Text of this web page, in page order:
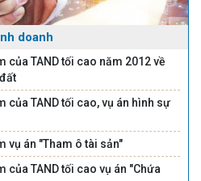
doanh
của TAND tối cao năm 2012 về
của TAND tối cao, vụ án hình sự
vụ án "Tham ô tài sản"
của TAND tối cao vụ án "Chứa